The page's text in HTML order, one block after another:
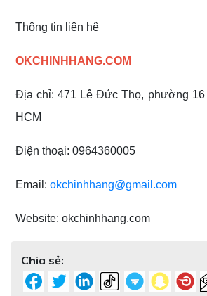
Thông tin liên hệ
OKCHINHHANG.COM
Địa chỉ: 471 Lê Đức Thọ, phường 16
HCM
Điện thoại: 0964360005
Email: okchinhhang@gmail.com
Website: okchinhhang.com
Chia sẻ: